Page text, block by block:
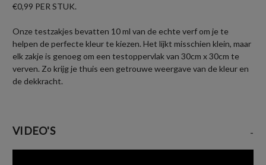
€0,99 PER STUK.
Onze testzakjes bevatten 10 ml van de echte verf om je te
helpen de perfecte kleur te kiezen. Het lijkt misschien klein, maar
elk zakje is genoeg om een testoppervlak van 30cm x 30cm te
verven. Zo krijg je thuis een getrouwe weergave van de kleur en
de dekkracht.
VIDEO'S -